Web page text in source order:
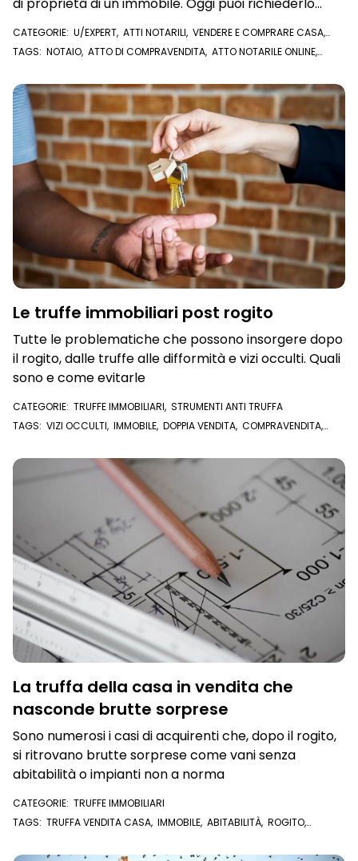
anche da app
CATEGORIE: U/EXPERT, ATTI NOTARILI, VENDERE E COMPRARE CASA,
STRUMENTI ANTI TRUFFA , VISURE E DOCUMENTI ONLINE,IN PRIMO PIANO
TAGS: NOTAIO, ATTO DI COMPRAVENDITA, ATTO NOTARILE ONLINE,
Le truffe immobiliari post rogito
Tutte le problematiche che possono insorgere dopo
il rogito, dalle truffe alle difformità e vizi occulti. Quali
sono e come evitarle
CATEGORIE: TRUFFE IMMOBILIARI, STRUMENTI ANTI TRUFFA
TAGS: VIZI OCCULTI, IMMOBILE, DOPPIA VENDITA, COMPRAVENDITA,
La truffa della casa in vendita che
nasconde brutte sorprese
Sono numerosi i casi di acquirenti che, dopo il rogito,
si ritrovano brutte sorprese come vani senza
abitabilità o impianti non a norma
CATEGORIE: TRUFFE IMMOBILIARI
TAGS: TRUFFA VENDITA CASA, IMMOBILE, ABITABILITÀ, ROGITO,